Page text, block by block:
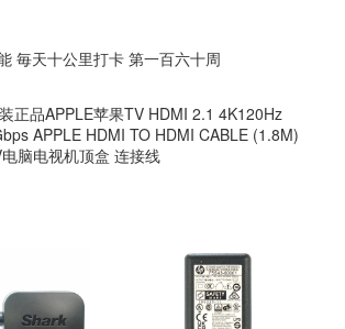
毎天十公里打卡 第一百六十周
正品APPLE苹果TV HDMI 2.1 4K120Hz
APPLE HDMI TO HDMI CABLE (1.8M)
脑电视机顶盒 连接线